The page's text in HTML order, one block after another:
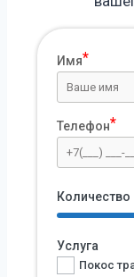
Имя
Телефон
Количество
Услуга
Покос